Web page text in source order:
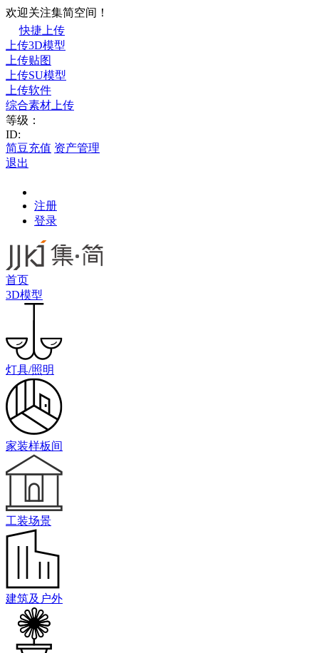
欢迎关注集简空间！
快捷上传
上传3D模型
上传贴图
上传SU模型
上传软件
综合素材上传
等级：
ID:
简豆充值 资产管理
退出
注册
登录
首页
3D模型
灯具/照明
家装样板间
工装场景
建筑及户外